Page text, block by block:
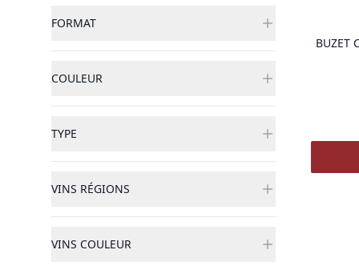
FORMAT
COULEUR
TYPE
VINS RÉGIONS
VINS COULEUR
BUZET